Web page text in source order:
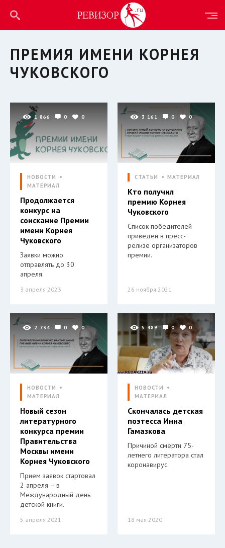
ПРЕМИЯ ИМЕНИ КОРНЕЯ
ЧУКОВСКОГО
1 866 0 0
НОВОСТИ
МАТЕРИАЛ
Продолжается
конкурс на
соискание Премии
имени Корнея
Чуковского
Заявки можно
отправлять до 30
апреля.
3 апреля 2023
3 161 0 0
СТАТЬИ МАТЕРИАЛ
Кто получил
премию Корнея
Чуковского
Список победителей
приведен в пресс-
релизе организаторов
премии.
26 ноября 2021
2 734 0 0
НОВОСТИ
МАТЕРИАЛ
Новый сезон
литературного
конкурса премии
Правительства
Москвы имени
Корнея Чуковского
Прием заявок стартовал
2 апреля – в
Международный день
детской книги.
5 апреля 2021
5 489 0 0
НОВОСТИ
МАТЕРИАЛ
Скончалась детская
поэтесса Инна
Гамазкова
Причиной смерти 75-
летнего литератора стал
коронавирус.
18 мая 2020